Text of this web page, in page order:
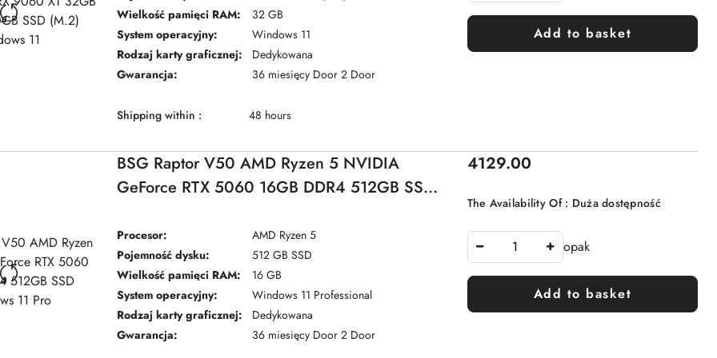
Wielkość pamięci RAM:
32 GB
System operacyjny:
Windows 11
Rodzaj karty graficznej:
Dedykowana
Gwarancja:
36 miesięcy Door 2 Door
Shipping within : 48 hours
Add to basket
BSG Raptor V50 AMD Ryzen 5 NVIDIA
GeForce RTX 5060 16GB DDR4 512GB SSD
Procesor:
AMD Ryzen 5
Pojemność dysku:
512 GB SSD
Wielkość pamięci RAM:
16 GB
System operacyjny:
Windows 11 Professional
Rodzaj karty graficznej:
Dedykowana
Gwarancja:
36 miesięcy Door 2 Door
Price:
4129.00
The Availability Of : Duża dostępność
opak
Add to basket